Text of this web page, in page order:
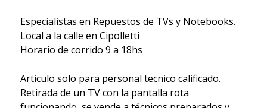
Especialistas en Repuestos de TVs y Notebooks.
Local a la calle en Cipolletti
Horario de corrido 9 a 18hs
Articulo solo para personal tecnico calificado.
Retirada de un TV con la pantalla rota